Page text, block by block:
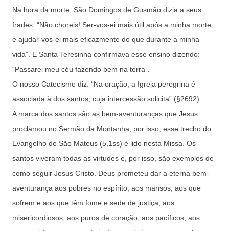
Na hora da morte, São Domingos de Gusmão dizia a seus
frades: “Não choreis! Ser-vos-ei mais útil após a minha morte
e ajudar-vos-ei mais eficazmente do que durante a minha
vida”. E Santa Teresinha confirmava esse ensino dizendo:
“Passarei meu céu fazendo bem na terra”.
O nosso Catecismo diz: “Na oração, a Igreja peregrina é
associada à dos santos, cuja intercessão solicita” (§2692).
A marca dos santos são as bem-aventuranças que Jesus
proclamou no Sermão da Montanha; por isso, esse trecho do
Evangelho de São Mateus (5,1ss) é lido nesta Missa. Os
santos viveram todas as virtudes e, por isso, são exemplos de
como seguir Jesus Cristo. Deus prometeu dar a eterna bem-
aventurança aos pobres no espírito, aos mansos, aos que
sofrem e aos que têm fome e sede de justiça, aos
misericordiosos, aos puros de coração, aos pacíficos, aos